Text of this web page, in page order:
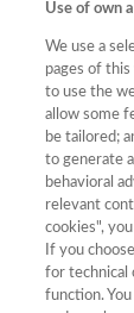
2022
2023
2023
2023
Use of own
We use a
pages of this
to use the
allow some
be tailored;
to generate
behavioral
relevant
cookies",
If you
for technical
function.